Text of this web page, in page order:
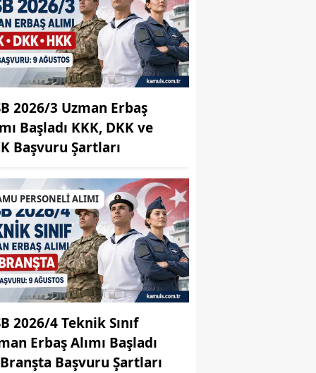
2026/3 Uzman Erbaş
Başladı KKK, DKK ve
Başvuru Şartları
PERSONELİ ALIMI
2026/4 Teknik Sınıf
Erbaş Alımı Başladı
Başvuru Şartları